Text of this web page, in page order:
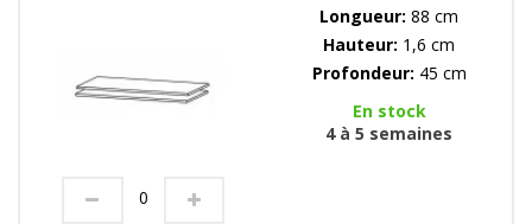
Longueur: 88 cm
Hauteur: 1,6 cm
Profondeur: 45 cm
En stock
4 à 5 semaines